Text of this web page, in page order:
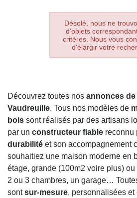
Désolé, nous ne
d'objets
critères. Nous vous
d'élargir votre
Découvrez toutes nos annonces
Vaudreuille. Tous nos modèles de
bois sont réalisés par des artisans
par un constructeur fiable reconnu
durabilité et son accompagnement
souhaitiez une maison moderne en
étage, grande (100m2 voire plus)
2 ou 3 chambres, un garage…
sontsur-mesure, personnalisées et